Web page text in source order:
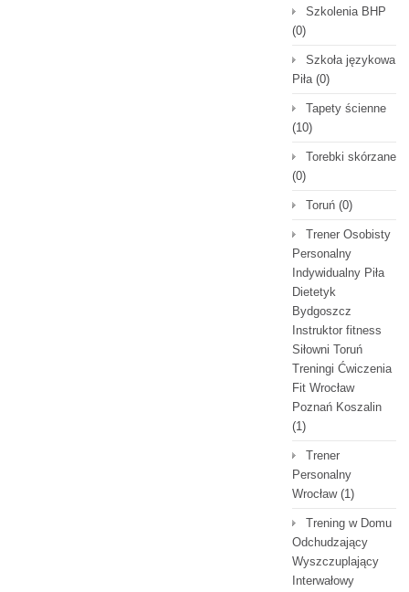
Szkolenia BHP
(0)
Szkoła językowa
Piła(0)
Tapety ścienne
(10)
Torebki skórzane
(0)
Toruń (0)
Trener Osobisty
Personalny
Indywidualny Piła
Dietetyk
Bydgoszcz
Instruktor fitness
Siłowni Toruń
Treningi Ćwiczenia
Fit Wrocław
Poznań Koszalin
(1)
Trener
Personalny
Wrocław(1)
Trening w Domu
Odchudzający
Wyszczuplający
Interwałowy